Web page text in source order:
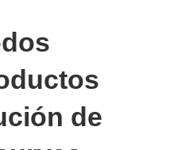
de